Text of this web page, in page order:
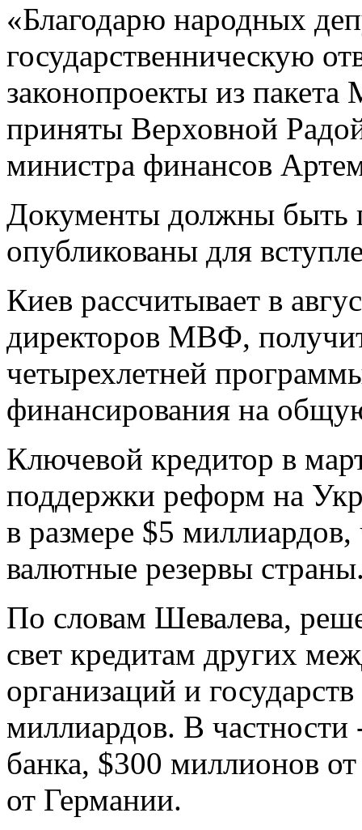
«Благодарю народных
государственническую
законопроекты из
приняты Верховной
министра финансов
Документы должны быть
опубликованы для
Киев рассчитывает в
директоров МВФ,
четырехлетней
финансирования на
Ключевой кредитор в
поддержки реформ на
в размере $5
валютные резервы
По словам Шевалева,
свет кредитам других
организаций и
миллиардов. В
банка, $300 миллионов
от Германии.